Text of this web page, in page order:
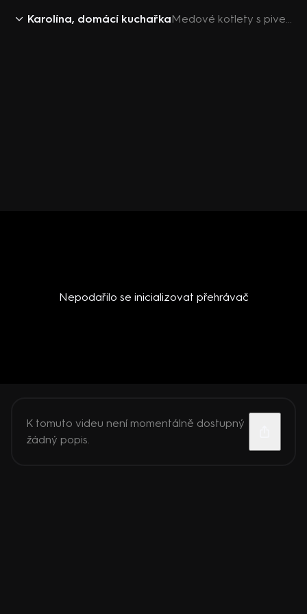
Karolína, domácí kuchařka Medové kotlety s pivem a zeleninovými hranolky
Nepodařilo se inicializovat přehrávač
K tomuto videu není momentálně dostupný
žádný popis.